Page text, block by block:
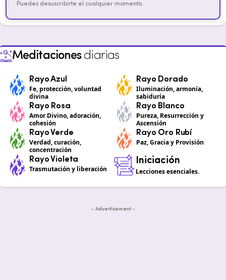
Puedes desuscribirte el cualquier momento.
Meditacionesdiarias
Rayo Azul
Fe, protección, voluntad
divina
Rayo Dorado
Iluminación, armonía,
sabiduría
Rayo Rosa
Amor Divino, adoración,
cohesión
Rayo Blanco
Pureza, Resurrección y
Ascensión
Rayo Verde
Verdad, curación,
concentración
Rayo Oro Rubí
Paz, Gracia y Provisión
Rayo Violeta
Trasmutación y liberación
Iniciación
Lecciones esenciales.
- Advertisement -